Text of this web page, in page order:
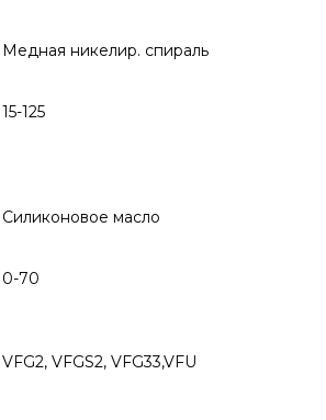
Медная никелир. спираль
15-125
Силиконовое масло
0-70
VFG2, VFGS2, VFG33,VFU